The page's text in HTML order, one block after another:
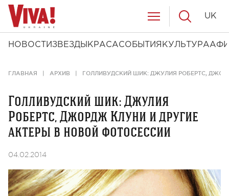
НОВОСТИ ЗВЕЗДЫ КРАСАСОБЫТИЯ КУЛЬТУРА
UK
ГЛАВНАЯ АРХИВ ГОЛЛИВУДСКИЙ ШИК: ДЖУЛИЯ РОБЕРТС,
Голливудский шик: Джулия
Робертс, Джордж Клуни и другие
актеры в новой фотосессии
04.02.2014